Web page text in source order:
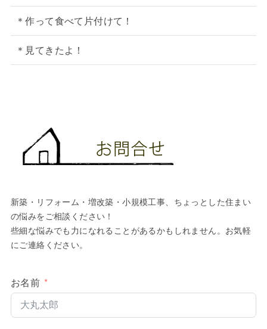
＊作って食べて片付けて！
＊見てきたよ！
新築・リフォーム・増改築・小規模工事、ちょっとした住まい
の悩みをご相談ください！
些細な悩みでも力になれることがあるかもしれません。お気軽
にご連絡ください。
お名前